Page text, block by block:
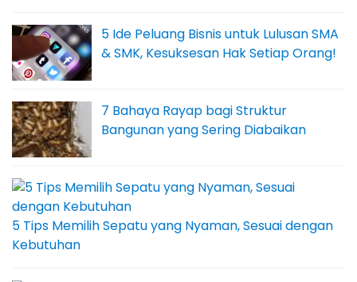
5 Ide Peluang Bisnis untuk Lulusan SMA
& SMK, Kesuksesan Hak Setiap Orang!
7 Bahaya Rayap bagi Struktur
Bangunan yang Sering Diabaikan
5 Tips Memilih Sepatu yang Nyaman, Sesuai dengan
Kebutuhan